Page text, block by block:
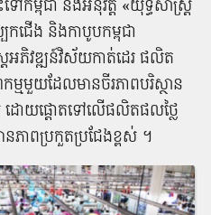
ៅ​កម្ពុជា នឹង​អនុវត្ត «យុទ្ធសាស្ត្រ​
ជើង និង​កាបូប​កម្ពុជា
ភិវឌ្ឍន៍​វិស័យ​កាត់ដេរ ផលិត​
ម​មួយ​ដែល​មាន​ចីរភាព​បរិស្ថាន
ដោយ​ផ្តោត​ទៅ​លើ​ផលិតផល​ថ្លៃ​
ាព​ប្រកួតប្រជែង​ខ្ពស់ ​។